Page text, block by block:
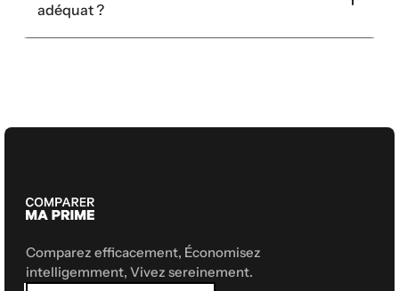
adéquat ?
Comparez efficacement, Économisez
intelligemment, Vivez sereinement.